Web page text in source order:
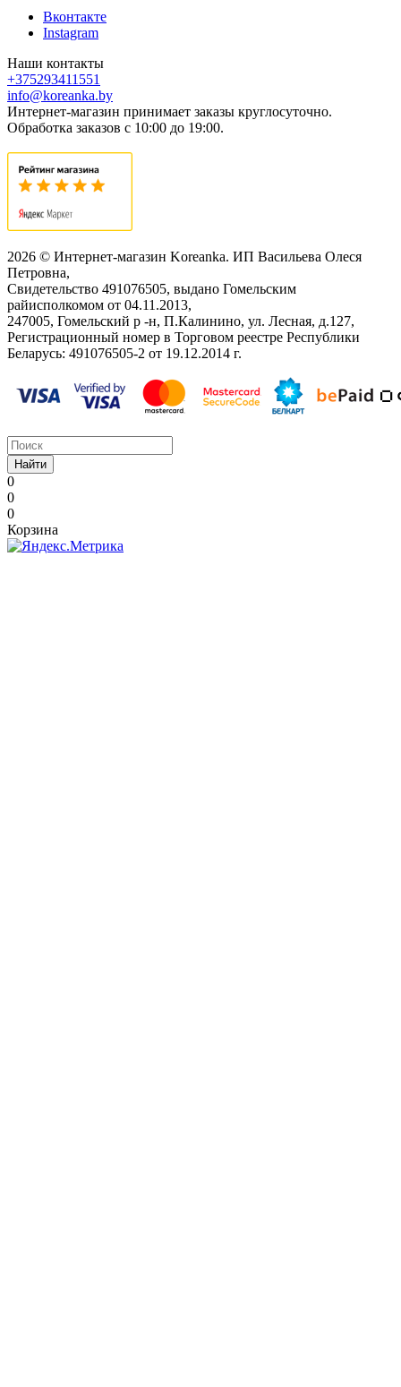
Вконтакте
Instagram
Наши контакты
+375293411551
info@koreanka.by
Интернет-магазин принимает заказы круглосуточно.
Обработка заказов с 10:00 до 19:00.
2026 © Интернет-магазин Koreanka. ИП Васильева Олеся
Петровна,
Свидетельство ‎491076505, выдано Гомельским
райисполкомом от 04.11.2013,
247005, Гомельский р -н, П.Калинино, ул. Лесная, д.127,
Регистрационный номер в Торговом реестре Республики
Беларусь: ‎491076505-2 от 19.12.2014 г.
Найти
0
0
0
Корзина